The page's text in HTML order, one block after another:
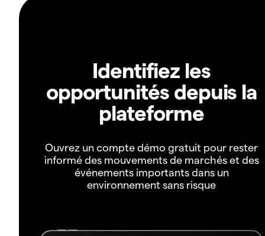
Identifiez les
opportunités depuis la
plateforme
Ouvrez un compte démo gratuit pour rester
informé des mouvements de marchés et des
événements importants dans un
environnement sans risque